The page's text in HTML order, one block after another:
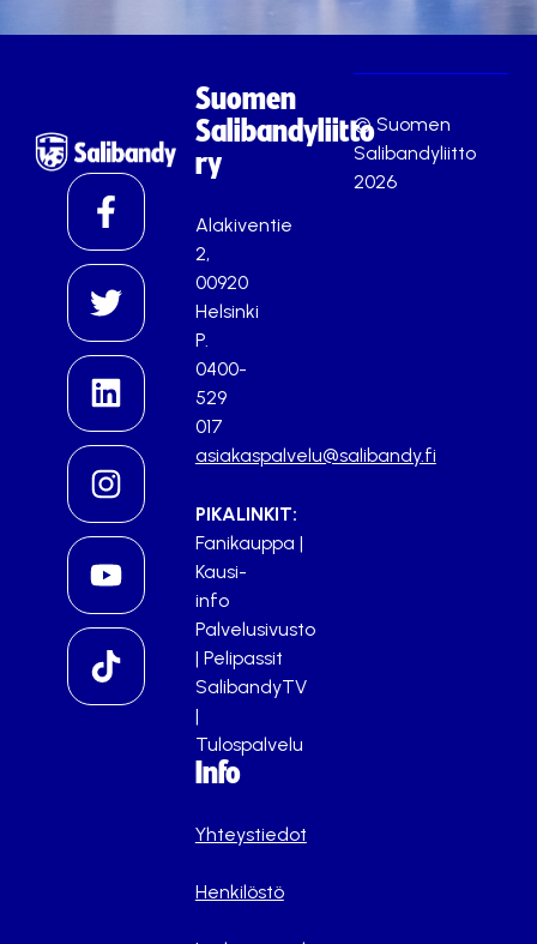
Suomen
Salibandyliitto
ry
Alakiventie
2,
00920
Helsinki
P.
0400-
529
017
asiakaspalvelu@salibandy.fi
PIKALINKIT:
Fanikauppa |
Kausi-
info
Palvelusivusto
| Pelipassit
SalibandyTV
|
Tulospalvelu
Info
Yhteystiedot
Henkilöstö
© Suomen
Salibandyliitto
2026